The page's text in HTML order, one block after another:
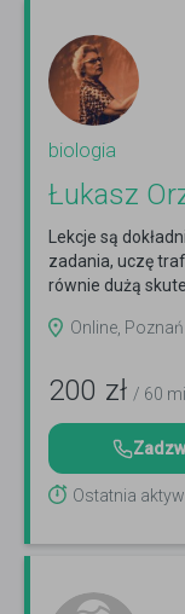
biologia
Łukasz
Lekcje są
zadania, uczę
równie dużą
Online, Poznań
200 zł / 60
Ostatnia